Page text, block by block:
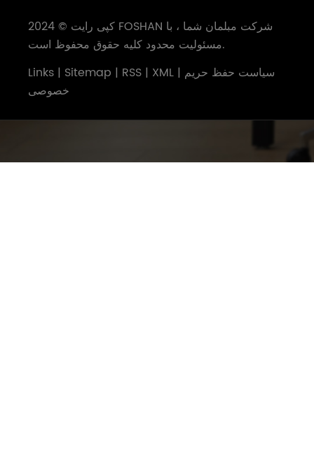
کپی رایت © 2024 FOSHAN شرکت مبلمان شما ، با
مسئولیت محدود کلیه حقوق محفوظ است.
Links | Sitemap | RSS | XML | سیاست حفظ حریم
خصوصی